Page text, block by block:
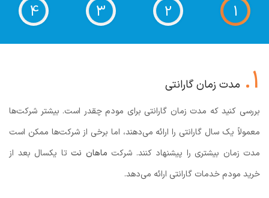
1 مدت زمان گارانتی
بررسی کنید که مدت زمان گارانتی برای مودم چقدر است. بیشتر شرکت‌ها
معمولاً یک سال گارانتی را ارائه می‌دهند، اما برخی از شرکت‌ها ممکن است
مدت زمان بیشتری را پیشنهاد کنند. شرکت ماهان نت تا یکسال بعد از
خرید مودم خدمات گارانتی ارائه می‌دهد.
1
2
3
4